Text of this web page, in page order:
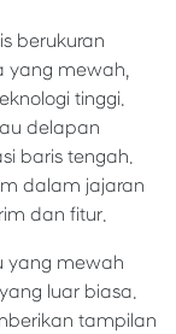
berukuran
yang mewah,
tinggi.
delapan
baris tengah.
dalam jajaran
dan fitur.
yang mewah
luar biasa.
tampilan